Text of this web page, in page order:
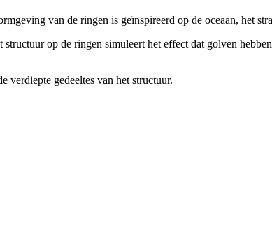
van de ringen is geïnspireerd op de oceaan, het
op de ringen simuleert het effect dat golven
verdiepte gedeeltes van het structuur.